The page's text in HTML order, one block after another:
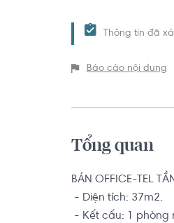
Thông tin đã
Báo cáo nội dung
Tổng quan
BÁN OFFICE-TEL